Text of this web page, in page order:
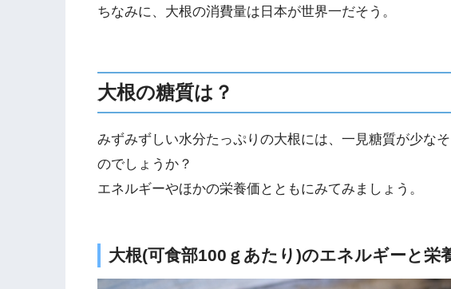
ちなみに、大根の消費量は日本が世界一だそう。
大根の糖質は？
みずみずしい水分たっぷりの大根には、一見糖質が少な
のでしょうか？
エネルギーやほかの栄養価とともにみてみましょう。
大根(可食部100ｇあたり)のエネルギーと栄